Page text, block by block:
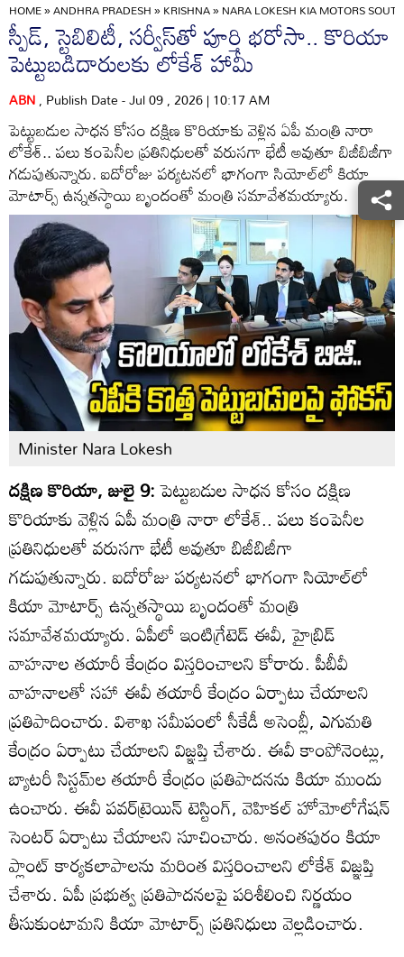
HOME»ANDHRA PRADESH»KRISHNA»NARA LOKESH KIA MOTORS
స్పీడ్, స్టెబిలిటీ, సర్వీస్‌తో పూర్తి భరోసా.. కొరియా
పెట్టుబడిదారులకు లోకేశ్ హామీ
ABN, Publish Date - Jul 09 , 2026 | 10:17 AM
పెట్టుబడుల సాధన కోసం దక్షిణ కొరియాకు వెళ్లిన ఏపీ మంత్రి నారా
లోకేశ్.. పలు కంపెనీల ప్రతినిధులతో వరుసగా భేటీ అవుతూ బిజీబిజీగా
గడుపుతున్నారు. ఐదోరోజు పర్యటనలో భాగంగా సియోల్‌లో కియా
మోటార్స్ ఉన్నతస్థాయి బృందంతో మంత్రి సమావేశమయ్యారు.
Minister Nara Lokesh
దక్షిణ కొరియా, జులై 9:పెట్టుబడుల సాధన కోసం దక్షిణ
కొరియాకు వెళ్లిన ఏపీ మంత్రి నారా లోకేశ్.. పలు కంపెనీల
ప్రతినిధులతో వరుసగా భేటీ అవుతూ బిజీబిజీగా
గడుపుతున్నారు. ఐదోరోజు పర్యటనలో భాగంగా సియోల్‌లో
కియా మోటార్స్ ఉన్నతస్థాయి బృందంతో మంత్రి
సమావేశమయ్యారు. ఏపీలో ఇంటిగ్రేటెడ్ ఈవీ, హైబ్రిడ్
వాహనాల తయారీ కేంద్రం విస్తరించాలని కోరారు. పీబీవీ
వాహనాలతో సహా ఈవీ తయారీ కేంద్రం ఏర్పాటు చేయాలని
ప్రతిపాదించారు. విశాఖ సమీపంలో సీకేడీ అసెంబ్లీ, ఎగుమతి
కేంద్రం ఏర్పాటు చేయాలని విజ్ఞప్తి చేశారు. ఈవీ కాంపోనెంట్లు,
బ్యాటరీ సిస్టమ్‌ల తయారీ కేంద్రం ప్రతిపాదనను కియా ముందు
ఉంచారు. ఈవీ పవర్‌ట్రెయిన్ టెస్టింగ్, వెహికల్ హోమోలోగేషన్
సెంటర్ ఏర్పాటు చేయాలని సూచించారు. అనంతపురం కియా
ప్లాంట్ కార్యకలాపాలను మరింత విస్తరించాలని లోకేశ్ విజ్ఞప్తి
చేశారు. ఏపీ ప్రభుత్వ ప్రతిపాదనలపై పరిశీలించి నిర్ణయం
తీసుకుంటామని కియా మోటార్స్ ప్రతినిధులు వెల్లడించారు.